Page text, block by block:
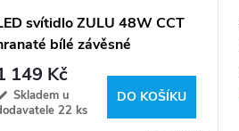
svítidlo ZULU 48W CCT
bílé závěsné
149 Kč
Skladem u
22 ks
DO KOŠÍKU